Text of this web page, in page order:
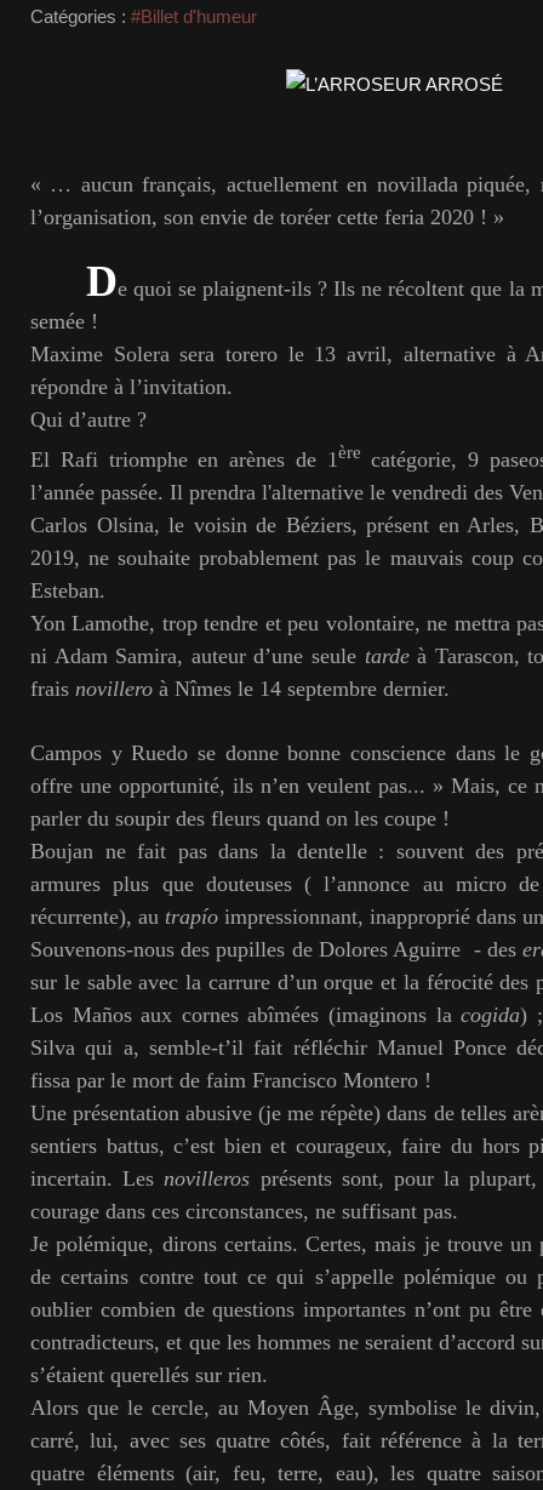
Catégories : #Billet d'humeur
« … aucun français, actuellement en novillada piquée,
l’organisation, son envie de toréer cette feria 2020 ! »
De quoi se plaignent-ils ? Ils ne récoltent que la
semée !
Maxime Solera sera torero le 13 avril, alternative à
répondre à l’invitation.
Qui d’autre ?
El Rafi triomphe en arènes de 1ère catégorie, 9
l’année passée. Il prendra l'alternative le vendredi des
Carlos Olsina, le voisin de Béziers, présent en Arles,
2019, ne souhaite probablement pas le mauvais coup
Esteban.
Yon Lamothe, trop tendre et peu volontaire, ne mettra
ni Adam Samira, auteur d’une seule tardeà Tarascon,
frais novillero à Nîmes le 14 septembre dernier.
Campos y Ruedo se donne bonne conscience dans le
offre une opportunité, ils n’en veulent pas... » Mais, ce
parler du soupir des fleurs quand on les coupe !
Boujan ne fait pas dans la dentelle : souvent des
armures plus que douteuses ( l’annonce au micro
récurrente), au trapío impressionnant, inapproprié dans
Souvenons-nous des pupilles de Dolores Aguirre - des
sur le sable avec la carrure d’un orque et la férocité des
Los Maños aux cornes abîmées (imaginons lacogida)
Silva qui a, semble-t’il fait réfléchir Manuel Ponce
fissa par le mort de faim Francisco Montero !
Une présentation abusive (je me répète) dans de telles
sentiers battus, c’est bien et courageux, faire du hors
incertain. Lesnovilleros présents sont, pour la
courage dans ces circonstances, ne suffisant pas.
Je polémique, dirons certains. Certes, mais je trouve un
de certains contre tout ce qui s’appelle polémique ou
oublier combien de questions importantes n’ont pu être
contradicteurs, et que les hommes ne seraient d’accord
s’étaient querellés sur rien.
Alors que le cercle, au Moyen Âge, symbolise le
carré, lui, avec ses quatre côtés, fait référence à la
quatre éléments (air, feu, terre, eau), les quatre